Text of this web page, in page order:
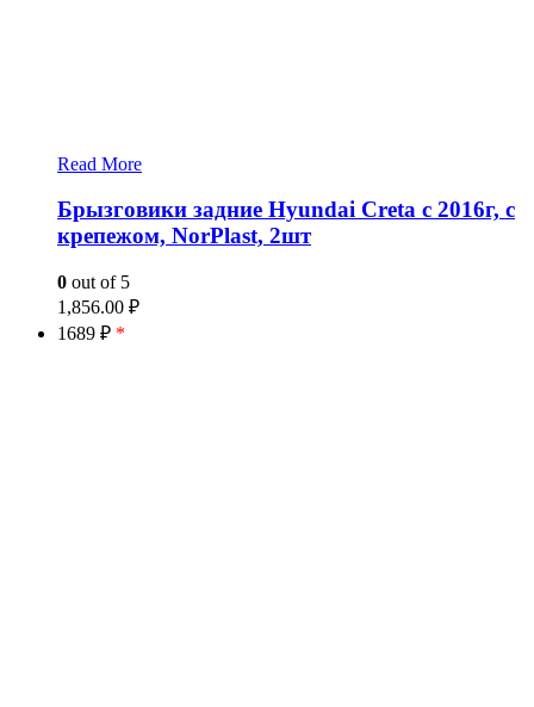
Read More
Брызговики задние Hyundai Creta с 2016г, с
крепежом, NorPlast, 2шт
0 out of 5
1,856.00 ₽
1689 ₽ *